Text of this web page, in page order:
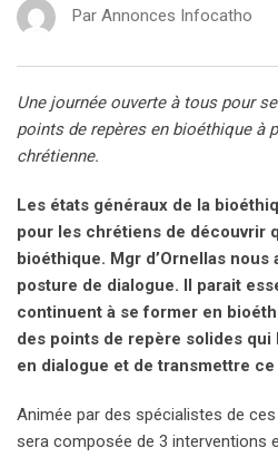
Par Annonces Infocatho
Une journée ouverte à tous pour
points de repères en bioéthique à
chrétienne.
Les états généraux de la
pour les chrétiens de découvrir
bioéthique. Mgr d’Ornellas
posture de dialogue. Il parait
continuent à se former en
des points de repère solides qui
en dialogue et de transmettre
Animée par des spécialistes de
sera composée de 3 interventions